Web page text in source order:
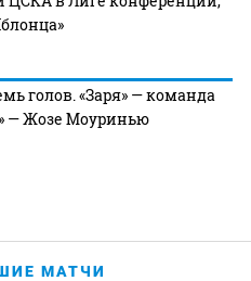
голов. «Заря» — команда
— Жозе Моуринью
МАТЧИ